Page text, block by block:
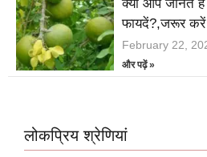
क्या आप जानते
फायदें?,जरूर करें
February 22,
और पढ़ें »
लोकप्रिय श्रेणियां